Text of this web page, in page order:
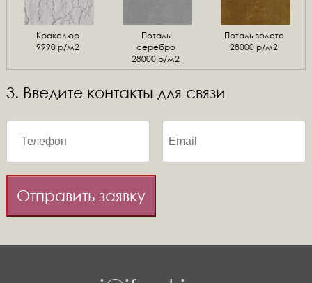
Кракелюр
9990 р/м2
Поталь
серебро
28000 р/м2
Поталь золото
28000 р/м2
3. Введите контакты для связи
Отправить заявку